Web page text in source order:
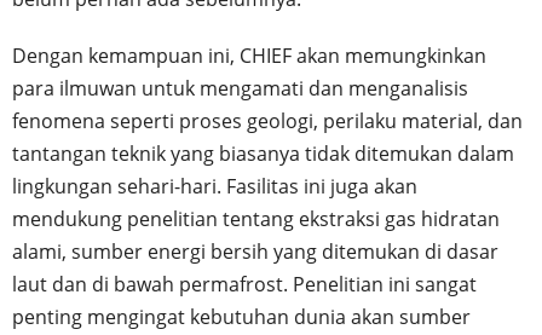
Dengan kemampuan ini, CHIEF akan memungkinkan
para ilmuwan untuk mengamati dan menganalisis
fenomena seperti proses geologi, perilaku material, dan
tantangan teknik yang biasanya tidak ditemukan dalam
lingkungan sehari-hari. Fasilitas ini juga akan
mendukung penelitian tentang ekstraksi gas hidratan
alami, sumber energi bersih yang ditemukan di dasar
laut dan di bawah permafrost. Penelitian ini sangat
penting mengingat kebutuhan dunia akan sumber